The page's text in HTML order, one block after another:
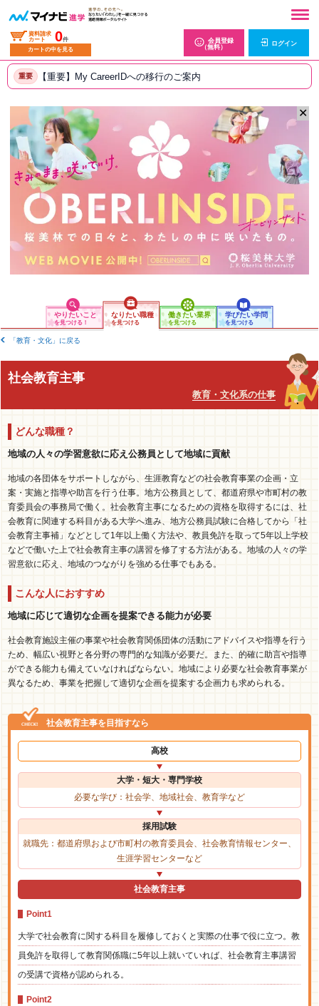
資料請求
カート
0件
カートの中を見る
会員登録
（無料）
ログイン
重要 【重要】My CareerIDへの移行のご案内
✕
やりたいこと
を見つける！
なりたい職種
を見つける
働きたい業界
を見つける
学びたい学問
を見つける
「教育・文化」に戻る
社会教育主事
教育・文化系の仕事
どんな職種？
地域の人々の学習意欲に応え公務員として地域に貢献
地域の各団体をサポートしながら、生涯教育などの社会教育事業の企画・立
案・実施と指導や助言を行う仕事。地方公務員として、都道府県や市町村の教
育委員会の事務局で働く。社会教育主事になるための資格を取得するには、社
会教育に関連する科目がある大学へ進み、地方公務員試験に合格してから「社
会教育主事補」などとして1年以上働く方法や、教員免許を取って5年以上学校
などで働いた上で社会教育主事の講習を修了する方法がある。地域の人々の学
習意欲に応え、地域のつながりを強める仕事でもある。
こんな人におすすめ
地域に応じて適切な企画を提案できる能力が必要
社会教育施設主催の事業や社会教育関係団体の活動にアドバイスや指導を行う
ため、幅広い視野と各分野の専門的な知識が必要だ。また、的確に助言や指導
ができる能力も備えていなければならない。地域により必要な社会教育事業が
異なるため、事業を把握して適切な企画を提案する企画力も求められる。
社会教育主事を目指すなら
高校
大学・短大・専門学校
必要な学び：社会学、地域社会、教育学など
採用試験
就職先：都道府県および市町村の教育委員会、社会教育情報センター、
生涯学習センターなど
社会教育主事
Point1
大学で社会教育に関する科目を履修しておくと実際の仕事で役に立つ。教
員免許を取得して教育関係職に5年以上就いていれば、社会教育主事講習
の受講で資格が認められる。
Point2